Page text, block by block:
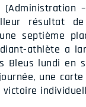
(Administration
résultat
septième
athlète a
Bleus lundi en
une
victoire